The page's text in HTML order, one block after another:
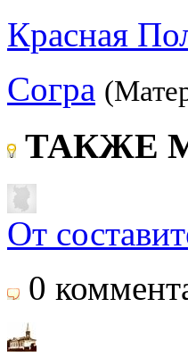
Красная
Согра
ТАКЖЕ
От
0